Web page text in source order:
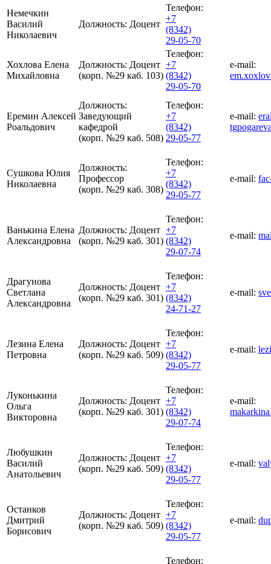
Немечкин
Василий
Николаевич
Должность: Доцент
Телефон:
+7
(8342)
29-05-70
Хохлова Елена
Михайловна
Должность: Доцент
(корп. №29 каб. 103)
Телефон:
+7
(8342)
29-05-70
e-mail:
Еремин Алексей
Роальдович
Должность:
Заведующий
кафедрой
(корп. №29 каб. 508)
Телефон:
+7
(8342)
29-05-77
e-mail:
Сушкова Юлия
Николаевна
Должность:
Профессор
(корп. №29 каб. 308)
Телефон:
+7
(8342)
29-05-77
e-mail:
Ванькина Елена
Александровна
Должность: Доцент
(корп. №29 каб. 301)
Телефон:
+7
(8342)
29-07-74
e-mail:
Драгунова
Светлана
Александровна
Должность: Доцент
(корп. №29 каб. 301)
Телефон:
+7
(8342)
24-71-27
e-mail:
Лезина Елена
Петровна
Должность: Доцент
(корп. №29 каб. 509)
Телефон:
+7
(8342)
29-05-77
e-mail:
Луконькина
Ольга
Викторовна
Должность: Доцент
(корп. №29 каб. 301)
Телефон:
+7
(8342)
29-07-74
e-mail:
Любушкин
Василий
Анатольевич
Должность: Доцент
(корп. №29 каб. 509)
Телефон:
+7
(8342)
29-05-77
e-mail:
Останков
Дмитрий
Борисович
Должность: Доцент
(корп. №29 каб. 509)
Телефон:
+7
(8342)
29-05-77
e-mail:
Телефон: